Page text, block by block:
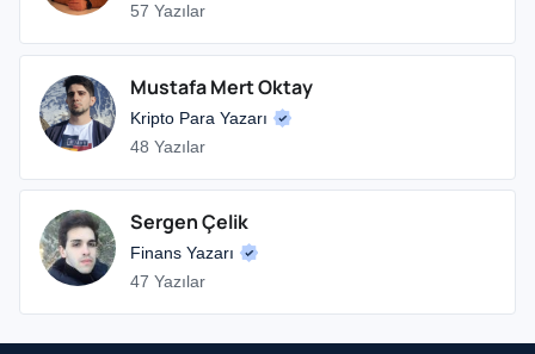
57 Yazılar
Mustafa Mert Oktay
Kripto Para Yazarı
48 Yazılar
Sergen Çelik
Finans Yazarı
47 Yazılar